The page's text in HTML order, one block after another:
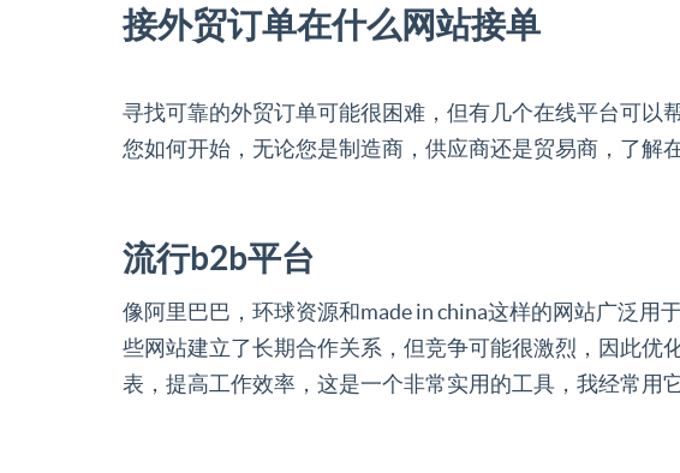
接外贸订单在什么网站接单
寻找可靠的外贸订单可能很困难，但有几个在线平台可
您如何开始，无论您是制造商，供应商还是贸易商，了
流行b2b平台
像阿里巴巴，环球资源和made in china这样的网站广泛
些网站建立了长期合作关系，但竞争可能很激烈，因此优
表，提高工作效率，这是一个非常实用的工具，我经常用